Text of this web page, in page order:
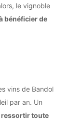
le vignoble
bénéficier de
vins de Bandol
par an. Un
ressortir toute